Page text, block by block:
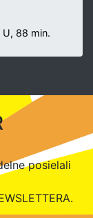
U, 88 min.
posielali